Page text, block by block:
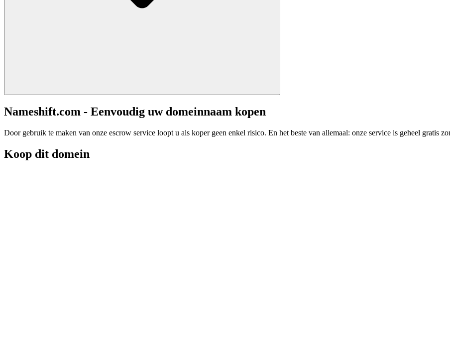
Nameshift.com - Eenvoudig uw domeinnaam kopen
Door gebruik te maken van onze escrow service loopt u als koper geen enkel risico. En het beste van allemaal: onze service is geheel gratis
Koop dit domein